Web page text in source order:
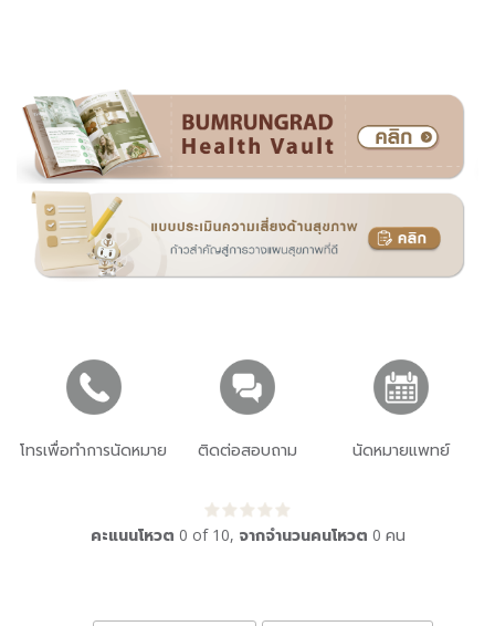
โทรเพื่อทำการนัดหมาย ติดต่อสอบถาม นัดหมายแพทย์
คะแนนโหวต 0 of 10, จากจำนวนคนโหวต 0 คน